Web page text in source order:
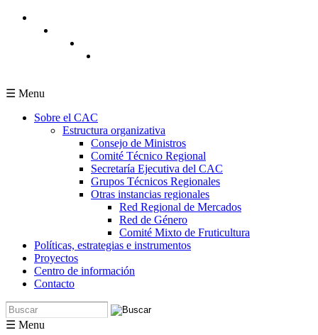
Pasar al contenido principal
☰ Menu
Sobre el CAC
Estructura organizativa
Consejo de Ministros
Comité Técnico Regional
Secretaría Ejecutiva del CAC
Grupos Técnicos Regionales
Otras instancias regionales
Red Regional de Mercados
Red de Género
Comité Mixto de Fruticultura
Políticas, estrategias e instrumentos
Proyectos
Centro de información
Contacto
Formulario de búsqueda
Buscar
☰ Menu